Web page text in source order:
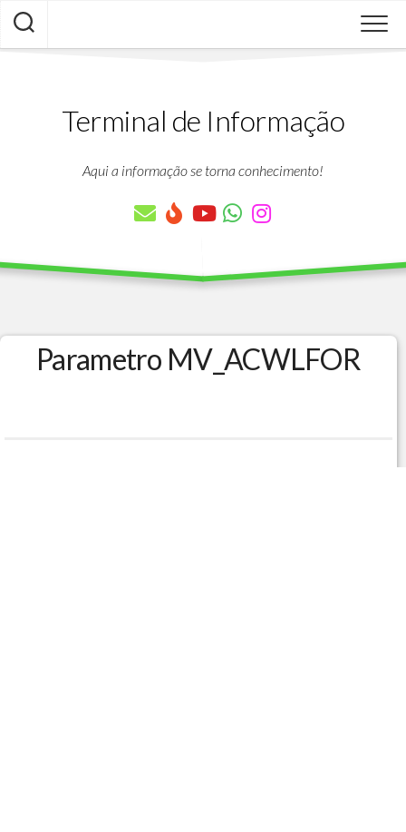
Skip
content
Terminal de Informação
Aqui a informação se torna conhecimento!
Parametro MV_ACWLFOR